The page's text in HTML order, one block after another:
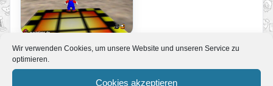
Wir verwenden Cookies, um unsere Website und unseren Service zu
optimieren.
Cookies akzeptieren